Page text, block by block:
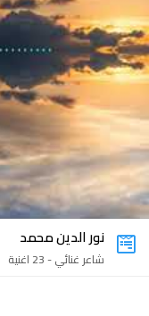
نور الدين محمد
شاعر غنائي - 23 اغنية